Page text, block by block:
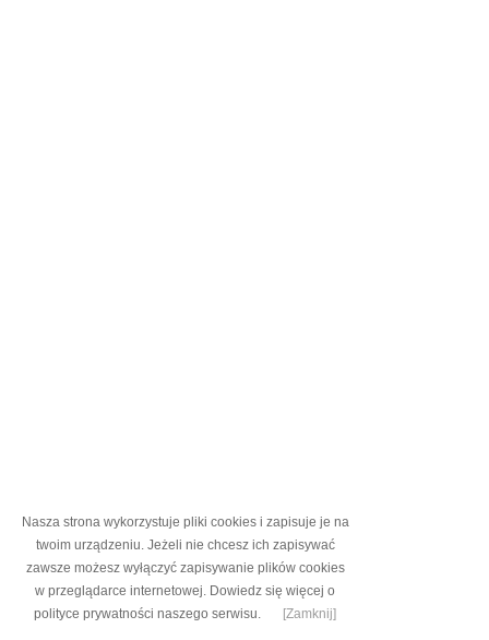
Nasza strona wykorzystuje pliki cookies i zapisuje je na
twoim urządzeniu. Jeżeli nie chcesz ich zapisywać
zawsze możesz wyłączyć zapisywanie plików cookies
w przeglądarce internetowej. Dowiedz się więcej o
polityce prywatności naszego serwisu.
[Zamknij]